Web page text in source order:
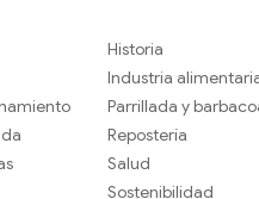
Historia
Industria
Parrillada y
Repostería
Salud
Sostenibilidad